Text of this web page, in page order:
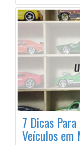
7 Dicas
Veículos em